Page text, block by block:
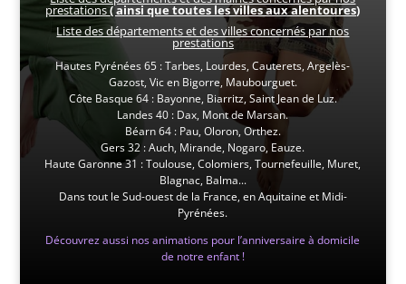
prestations( ainsi que toutes les villes aux alentoures)
Liste des départements et des villes concernés par nos
prestations
Hautes Pyrénées 65 : Tarbes, Lourdes, Cauterets, Argelès-
Gazost, Vic en Bigorre, Maubourguet.
Côte Basque 64 : Bayonne, Biarritz, Saint Jean de Luz.
Landes 40 : Dax, Mont de Marsan.
Béarn 64 : Pau, Oloron, Orthez.
Gers 32 : Auch, Mirande, Nogaro, Eauze.
Haute Garonne 31 : Toulouse, Colomiers, Tournefeuille, Muret,
Blagnac, Balma...
Dans tout le Sud-ouest de la France, en Aquitaine et Midi-
Pyrénées.
Découvrez aussi nos animations pour l’anniversaire à domicile
de notre enfant !